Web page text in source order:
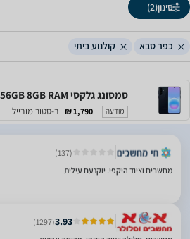
סינון(2)
כפר סבא קולנוע ביתי
מודעה 1,790 ₪ ב-סטור מובייל
(137)
מחשבים וציוד היקפי. יוקנעם עילית
3.93
(1297)